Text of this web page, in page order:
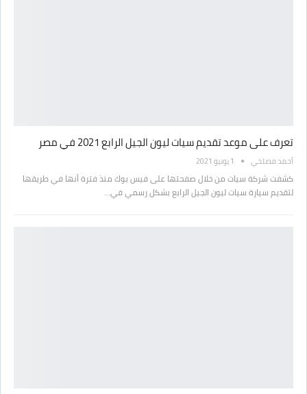
تعرف على موعد تقديم سيات ليون الجيل الرابع 2021 في مصر
أحمد مصلحي 1 يونيو 2021
كشفت شركة سيات من خلال صفحتها على فيس بوك منذ فترة أنها في طريقها
لتقديم سيارة سيات ليون الجيل الرابع بشكل رسمي في…